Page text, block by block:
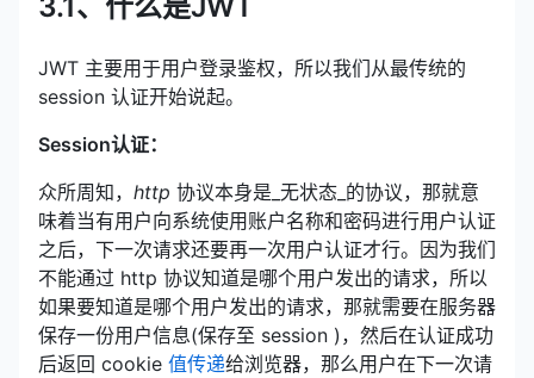
3.1、什么是JWT
JWT 主要用于用户登录鉴权，所以我们从最传统的
session 认证开始说起。
Session认证：
众所周知， http 协议本身是_无状态_的协议，那就意
味着当有用户向系统使用账户名称和密码进行用户认证
之后，下一次请求还要再一次用户认证才行。因为我们
不能通过 http 协议知道是哪个用户发出的请求，所以
如果要知道是哪个用户发出的请求，那就需要在服务器
保存一份用户信息(保存至 session )，然后在认证成功
后返回 cookie 值传递给浏览器，那么用户在下一次请